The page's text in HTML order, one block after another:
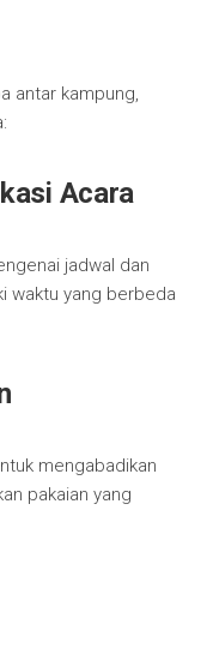
antar kampung,
Acara
jadwal dan
waktu yang berbeda
mengabadikan
pakaian yang